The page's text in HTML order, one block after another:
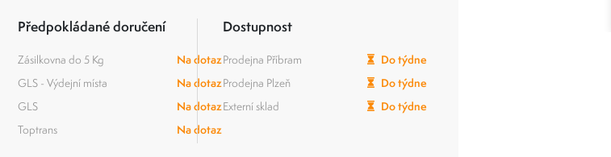
Předpokládané doručení
Zásilkovna do 5 Kg
Na dotaz
GLS - Výdejní místa
Na dotaz
GLS
Na dotaz
Toptrans
Na dotaz
Dostupnost
Prodejna Příbram
Do týdne
Prodejna Plzeň
Do týdne
Externí sklad
Do týdne